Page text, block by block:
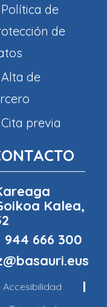
Política de
de
Alta de
Cita previa
Kalea,
944 666 300
Accesibilidad